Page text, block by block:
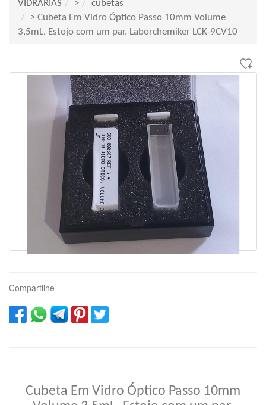
VIDRARIAS >
cubetas
> Cubeta Em Vidro Óptico Passo 10mm Volume
3,5mL. Estojo com um par. Laborchemiker LCK-9CV10
Compartilhe
Cubeta Em Vidro Óptico Passo 10mm